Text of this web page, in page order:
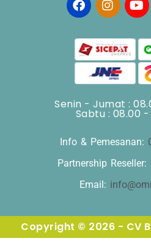
Senin - Jumat :
Sabtu : 08.00 -
Info & Pemesanan:
Partnership Reseller:
Email:
Copyright © 2026 - CV